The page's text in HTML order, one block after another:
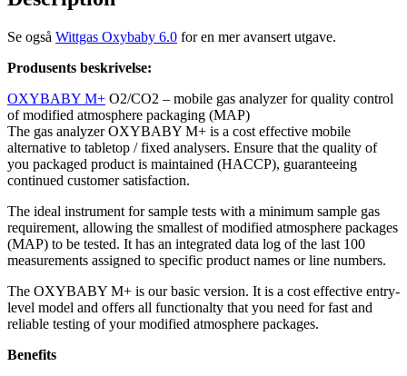
Se også Wittgas Oxybaby 6.0 for en mer avansert utgave.
Produsents beskrivelse:
OXYBABY M+ O2/CO2 – mobile gas analyzer for quality control
of modified atmosphere packaging (MAP)
The gas analyzer OXYBABY M+ is a cost effective mobile
alternative to tabletop / fixed analysers. Ensure that the quality of
you packaged product is maintained (HACCP), guaranteeing
continued customer satisfaction.
The ideal instrument for sample tests with a minimum sample gas
requirement, allowing the smallest of modified atmosphere packages
(MAP) to be tested. It has an integrated data log of the last 100
measurements assigned to specific product names or line numbers.
The OXYBABY M+ is our basic version. It is a cost effective entry-
level model and offers all functionalty that you need for fast and
reliable testing of your modified atmosphere packages.
Benefits